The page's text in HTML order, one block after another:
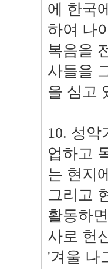
에 한국
하여 나
복음을
사들을
을 심고
10. 성악
업하고
는 현지
그리고
활동하
사로 헌
'겨울 나